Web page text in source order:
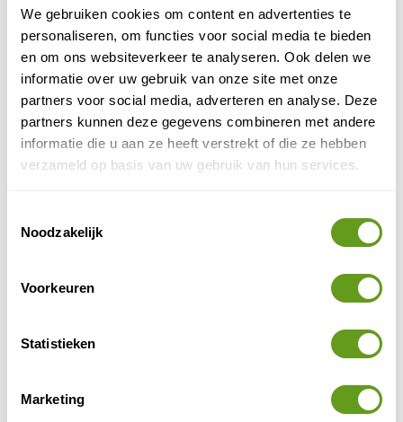
We gebruiken cookies om content en advertenties te
personaliseren, om functies voor social media te bieden
en om ons websiteverkeer te analyseren. Ook delen we
informatie over uw gebruik van onze site met onze
partners voor social media, adverteren en analyse. Deze
partners kunnen deze gegevens combineren met andere
informatie die u aan ze heeft verstrekt of die ze hebben
verzameld op basis van uw gebruik van hun services.
Noodzakelijk
Voorkeuren
Statistieken
Marketing
4. Kampeerplaatsen
Het Civilian Conservation Corps heeft drie
kampeerplaatsen met douche en WC gebouwd waar je
kan picknicken en kamperen. Hiervandaan vertrekken
tevens diverse wandelpaden.
5. White Domes Road en Loop Trail
noorden, door een prachtig landschap met
weg terugrijden. Langs de White Domes Road vind je
Wandelaars kunnen hier de Mouse's Tank Trail lopen.
Canyon, versierd met oude rotstekeningen. En er is een
adembenemend uitzichtpunt bij Rainbow Vista. Ook